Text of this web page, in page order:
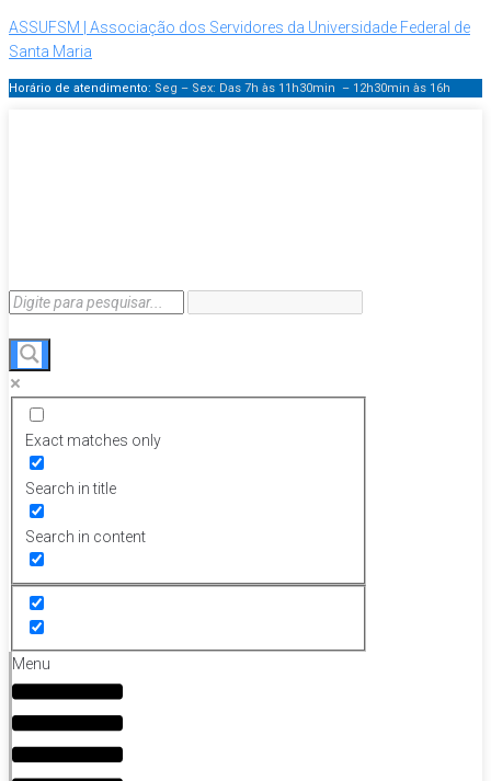
ASSUFSM | Associação dos Servidores da Universidade Federal de
Santa Maria
Horário de atendimento: Seg – Sex: Das 7h às 11h30min – 12h30min às 16h
Exact matches only
Search in title
Search in content
Menu